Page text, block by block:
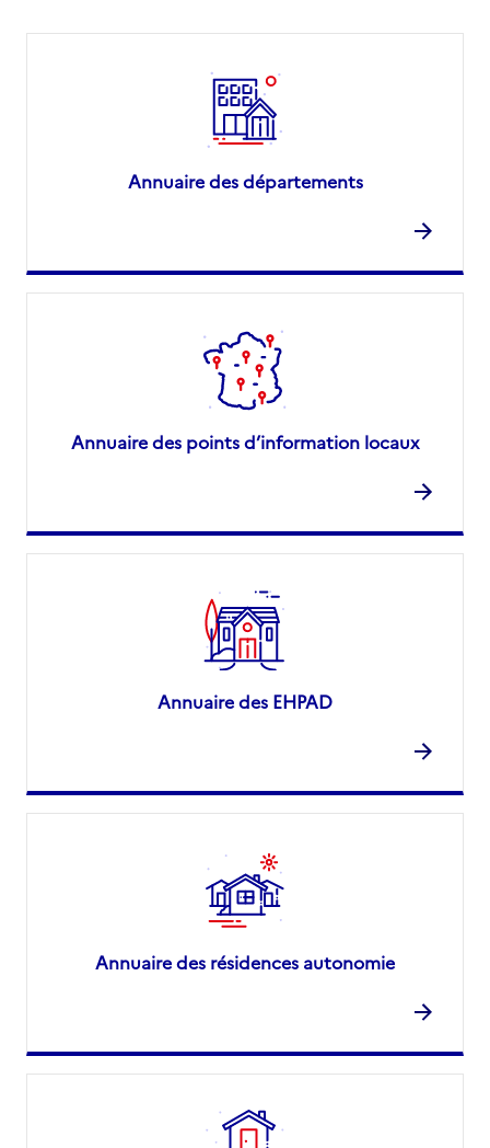
Annuaire des départements
Annuaire des points d’information locaux
Annuaire des EHPAD
Annuaire des résidences autonomie